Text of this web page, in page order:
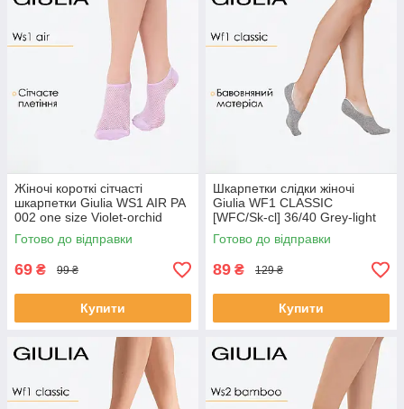
Жіночі короткі сітчасті
шкарпетки Giulia WS1 AIR PA
002 one size Violet-orchid
bloom, з поліаміду, на літо,
дихаючі
Готово до відправки
69 ₴ 99 ₴
Купити
Шкарпетки слідки жіночі
Giulia WF1 CLASSIC
[WFC/Sk-cl] 36/40 Grey-light
grey melange, бавовняні,
повсякденні
Готово до відправки
89 ₴ 129 ₴
Купити